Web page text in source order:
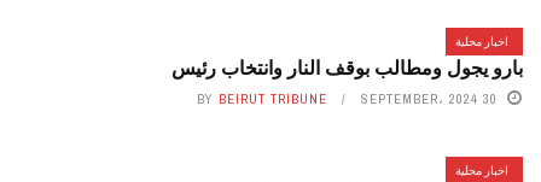
اخبار محلية
بارو يجول ومطالب بوقف النار وانتخاب رئيس
30 SEPTEMBER، 2024 BY BEIRUT TRIBUNE
اخبار محلية